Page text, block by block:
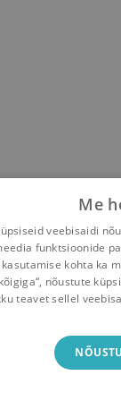
,Juri Klarov
Me
veebisaidi
funktsioonide
kohta ka
nõustute
teavet sellel